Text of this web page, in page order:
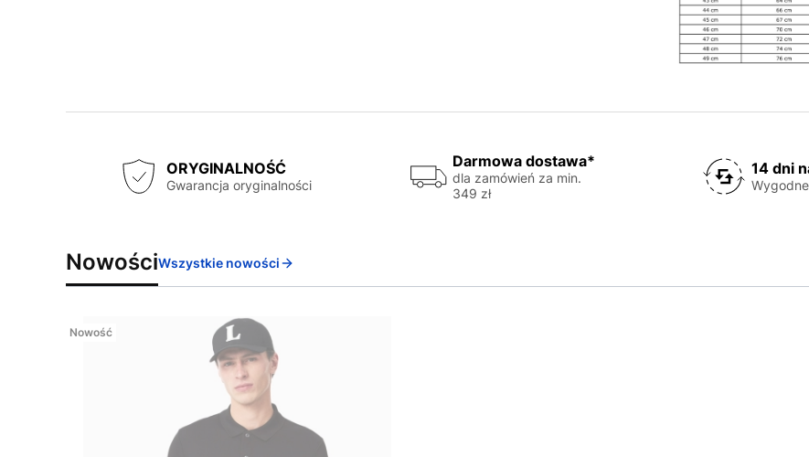
ORYGINALNOŚĆ
Gwarancja oryginalności
Darmowa dostawa*
dla zamówień za min.
349 zł
14 dni
NowościWszystkie nowości
Nowość